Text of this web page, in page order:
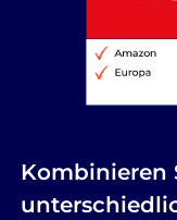
Kombinieren